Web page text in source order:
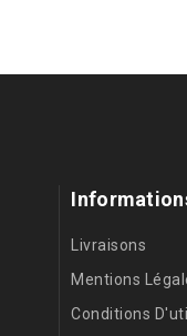
Livraisons
Mentions
Conditions